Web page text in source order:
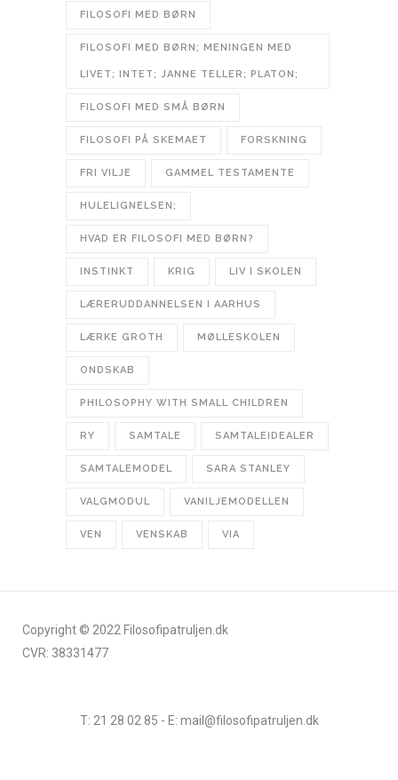
FILOSOFI MED BØRN
FILOSOFI MED BØRN; MENINGEN MED
LIVET; INTET; JANNE TELLER; PLATON;
FILOSOFI MED SMÅ BØRN
FILOSOFI PÅ SKEMAET FORSKNING
FRI VILJE GAMMEL TESTAMENTE
HULELIGNELSEN;
HVAD ER FILOSOFI MED BØRN?
INSTINKT KRIG LIV I SKOLEN
LÆRERUDDANNELSEN I AARHUS
LÆRKE GROTH MØLLESKOLEN
ONDSKAB
PHILOSOPHY WITH SMALL CHILDREN
RY SAMTALE SAMTALEIDEALER
SAMTALEMODEL SARA STANLEY
VALGMODUL VANILJEMODELLEN
VEN VENSKAB VIA
Copyright © 2022 Filosofipatruljen.dk
CVR: 38331477
T: 21 28 02 85 - E: mail@filosofipatruljen.dk